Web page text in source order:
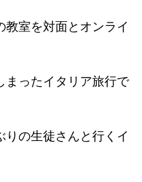
室を対面とオンライ
まったイタリア旅行で
りの生徒さんと行くイ